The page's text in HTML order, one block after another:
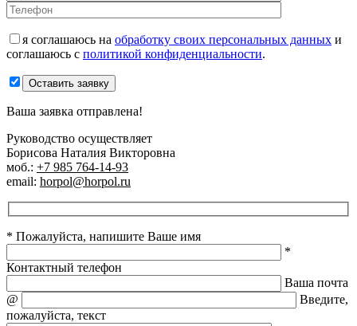
я соглашаюсь на обработку своих персональных данных и
соглашаюсь с политикой конфиденциальности.
Оставить заявку
Ваша заявка отправлена!
Руководство осуществляет
Борисова Наталия Викторовна
моб.: +7 985 764-14-93
email: horpol@horpol.ru
* Пожалуйста, напишите Ваше имя
*
Контактный телефон
Ваша почта
@
Введите,
пожалуйста, текст